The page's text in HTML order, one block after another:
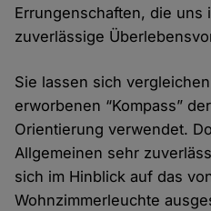
Errungenschaften, die uns
zuverlässige
Sie lassen sich
erworbenen “Kompass”
Orientierung verwendet.
Allgemeinen sehr
sich im Hinblick auf das
Wohnzimmerleuchte